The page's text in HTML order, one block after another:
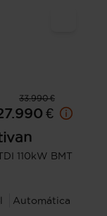
33.990 €
€
110kW BMT
Automática